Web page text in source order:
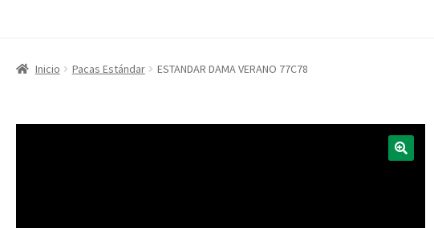
Inicio Pacas Estándar ESTANDAR DAMA VERANO 77C78